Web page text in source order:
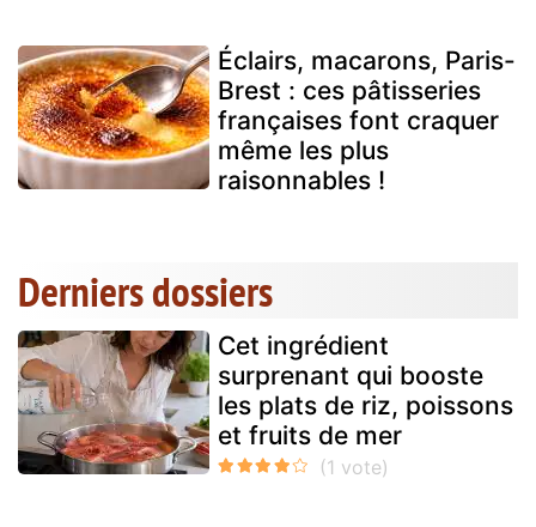
Éclairs, macarons, Paris-
Brest : ces pâtisseries
françaises font craquer
même les plus
raisonnables !
Derniers dossiers
Cet ingrédient
surprenant qui booste
les plats de riz, poissons
et fruits de mer